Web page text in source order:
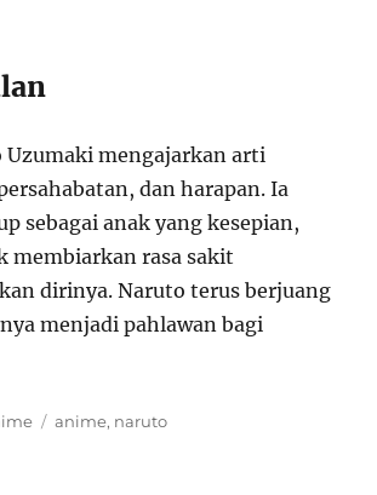
Uzumaki mengajarkan arti
dan harapan. Ia
sebagai anak yang kesepian,
membiarkan rasa sakit
dirinya. Naruto terus berjuang
menjadi pahlawan bagi
Tags
anime, naruto